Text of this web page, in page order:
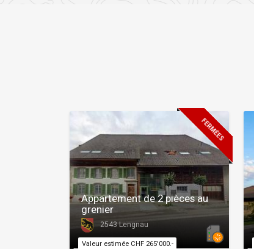
FERMÉES
Valeur estimée CHF 265'000.-
Appartement de 2 pièces au
grenier
2543 Lengnau